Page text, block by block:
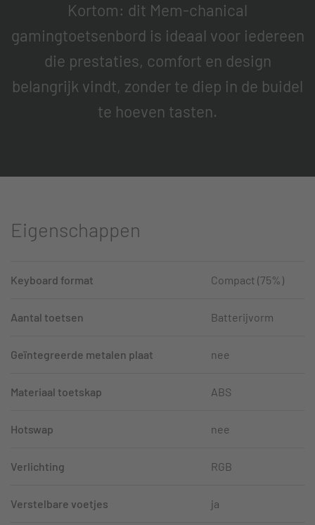
Kortom: dit Mem-chanical
gamingtoetsenbord is ideaal voor iedereen
die prestaties, comfort en design
belangrijk vindt, zonder te diep in de buidel
te hoeven tasten.
Eigenschappen
Keyboard format Compact (75%)
Aantal toetsen Batterijvorm
Geïntegreerde metalen plaat nee
Materiaal toetskap ABS
Hotswap nee
Verlichting RGB
Verstelbare voetjes ja